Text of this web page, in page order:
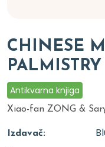
CHINESE
PALMISTRY
Antikvarna knjiga
Xiao-fan ZONG &
Izdavač: